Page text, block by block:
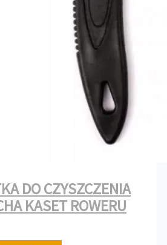
DO CZYSZCZENIA
KASET ROWERU